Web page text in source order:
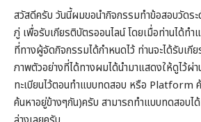
สวัสดีครับ วันนี้ผมขอนำกิจกรรมทำข้อสอบวัดร
ภู่ เพื่อรับเกียรติบัตรออนไลน์ โดยเมื่อท่านได้ท
ที่ทางผู้จัดกิจกรรมได้กำหนดไว้ ท่านจะได้รับเกี
ภาพตัวอย่างที่ได้ทางผมได้นำมาแสดงให้ดูไว้ผ่
ทะเบียนไว้ตอนทำแบบทดสอบ หรือ Platform
ค้นหาอยู่ข้างๆกัน)ครับ สามารถทำแบบทดสอบ